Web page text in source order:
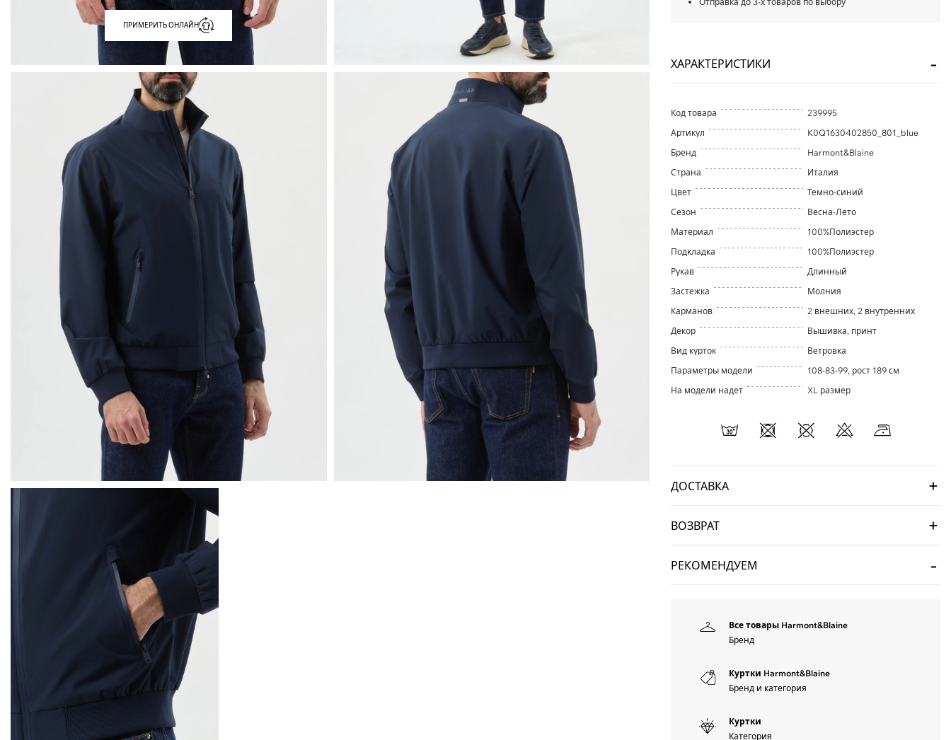
ПРИМЕРИТЬ ОНЛАЙН
ХАРАКТЕРИСТИКИ
Код товара
239995
Артикул
K0Q1630402850_801_blue
Бренд
Harmont&Blaine
Страна
Италия
Цвет
Темно-синий
Сезон
Весна-Лето
Материал
100%Полиэстер
Подкладка
100%Полиэстер
Рукав
Длинный
Застежка
Молния
Карманов
2 внешних, 2 внутренних
Декор
Вышивка, принт
Вид курток
Ветровка
Параметры модели
108-83-99, рост 189 см
На модели надет
XL размер
ДОСТАВКА
ВОЗВРАТ
РЕКОМЕНДУЕМ
Все товары Harmont&Blaine
Бренд
Куртки Harmont&Blaine
Бренд и категория
Куртки
Категория